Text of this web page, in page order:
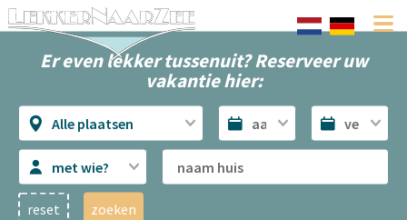
Er even lekker tussenuit? Reserveer uw
vakantie hier:
Alle plaatsen
met wie?
zoeken
reset